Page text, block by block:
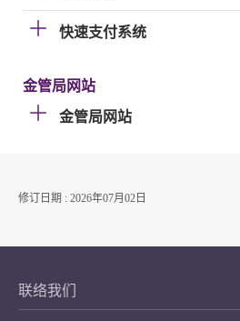
快速支付系统
金管局网站
金管局网站
修订日期 : 2026年07月02日
联络我们